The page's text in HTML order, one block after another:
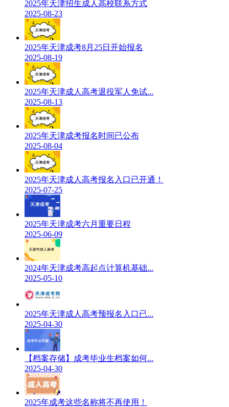
2025年天津招生成人高校联系方式
2025-08-23
2025年天津成考8月25日开始报名
2025-08-19
2025年天津成人高考退役军人免试...
2025-08-13
2025年天津成考报名时间已公布
2025-08-04
2025年天津成人高考报名入口已开通！
2025-07-25
2025年天津成考六月重要日程
2025-06-09
2024年天津成考高起点计算机基础...
2025-05-10
2025年天津成人高考预报名入口已...
2025-04-30
【档案存储】成考毕业生档案如何...
2025-04-30
2025年成考这些名称将不再使用！